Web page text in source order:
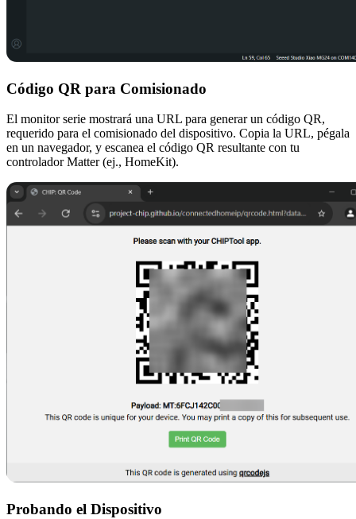
Código QR para Comisionado
El monitor serie mostrará una URL para generar un código QR,
requerido para el comisionado del dispositivo. Copia la URL, pégala
en un navegador, y escanea el código QR resultante con tu
controlador Matter (ej., HomeKit).
Probando el Dispositivo